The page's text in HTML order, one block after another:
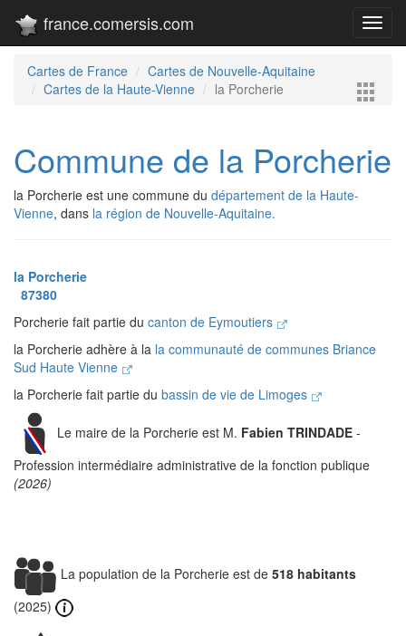
france.comersis.com
Cartes de France
Cartes de Nouvelle-Aquitaine
Cartes de la Haute-Vienne
la Porcherie
Commune de la Porcherie
la Porcherie est une commune du département de la Haute-
Vienne, dans la région de Nouvelle-Aquitaine.
la Porcherie
87380
Porcherie fait partie du canton de Eymoutiers
la Porcherie adhère à la la communauté de communes Briance
Sud Haute Vienne
la Porcherie fait partie du bassin de vie de Limoges
Le maire de la Porcherie est M. Fabien TRINDADE -
Profession intermédiaire administrative de la fonction publique
(2026)
La population de la Porcherie est de 518 habitants
(2025)